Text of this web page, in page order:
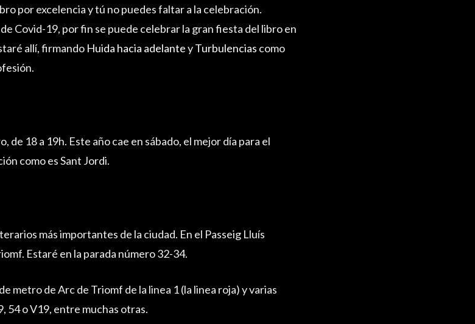
por excelencia y tú no puedes faltar a la celebración.
Covid-19, por fin se puede celebrar la gran fiesta del libro en
allí, firmando Huida hacia adelanteyTurbulencias como
de 18 a 19h. Este año cae en sábado, el mejor día para el
como es Sant Jordi.
más importantes de la ciudad. En el Passeig Lluís
Estaré en la parada número 32-34.
metro de Arc de Triomf de la linea 1 (la linea roja) y varias
54 o V19, entre muchas otras.